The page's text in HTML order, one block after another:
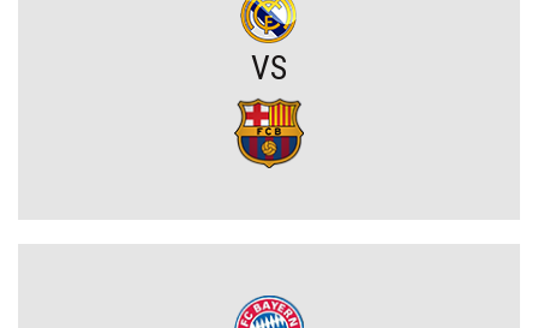
Tłok w ataku Barcelony. Wielki talent zmuszony do szukania
Kosmiczne żądania gwiazdora. Vinicius Junior stawia Real Madryt
VS